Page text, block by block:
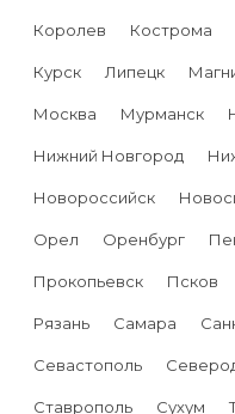
Королев Кострома
Курск Липецк
Москва Мурманск
Нижний Новгород
Новороссийск
Орел Оренбург
Прокопьевск Псков
Рязань Самара
Севастополь
Ставрополь Сухум